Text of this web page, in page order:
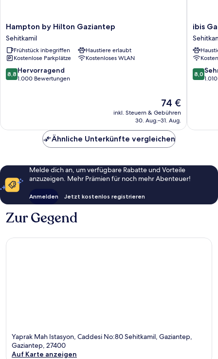
Hampton
by
Hilton
Gaziantep
Sehitkamil
Hampton by Hilton Gaziantep
Sehitkamil
Frühstück inbegriffen
Haustiere erlaubt
Kostenlose Parkplätze
Kostenloses WLAN
8.8
von
8,8 Hervorragend
1.000 Bewertungen
Der
Preis
beträgt
74 €
inkl. Steuern & Gebühren
30. Aug.–31. Aug.
ibis
ibis
8.0
von
8,0
Ähnliche Unterkünfte vergleichen
Melde dich an, um verfügbare Rabatte und Vorteile
anzuzeigen. Mehr Prämien für noch mehr Abenteuer!
Anmelden Jetzt kostenlos registrieren
Zur Gegend
Yaprak Mah Istasyon, Caddesi No:80 Sehitkamil, Gaziantep,
Gaziantep, 27400
Auf Karte anzeigen